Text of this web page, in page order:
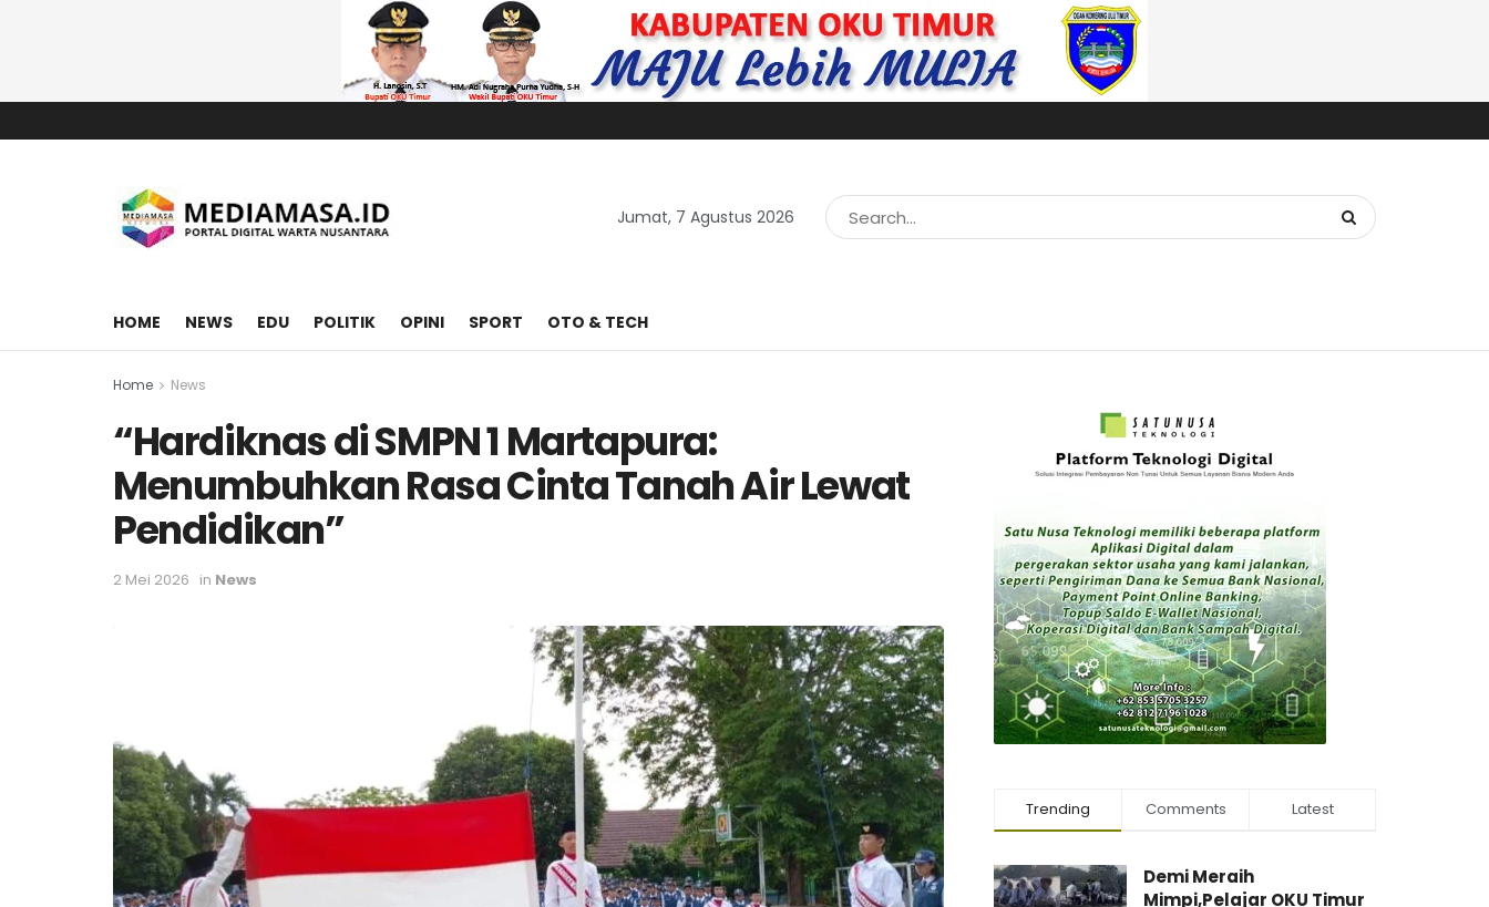
Jumat, 7 Agustus 2026
HOME NEWS EDU POLITIK OPINI SPORT OTO & TECH
Home News
“Hardiknas di SMPN 1 Martapura:
Menumbuhkan Rasa Cinta Tanah Air Lewat
Pendidikan”
2 Mei 2026 in News
Trending Comments Latest
Demi Meraih
Mimpi,Pelajar OKU Timur